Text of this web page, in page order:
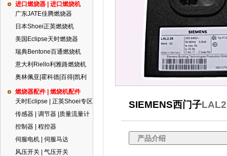
进口燃烧器 | 进口燃烧机
广东JATE佳腾燃烧器
日本Shoei正英燃烧机
美国Eclipse天时燃烧器
瑞典Bentone百通燃烧机
意大利Riello利雅路燃烧机
奥林佩亚|霍科德|百得|凯利
燃烧器配件 | 燃烧机配件
天时Eclipse | 正英Shoei专区
传感器 | 调节器 |质量流量计
控制器 | 程控器
伺服电机 | 伺服马达
风压开关 | 气压开关
SIEMENS西门子
产品介绍